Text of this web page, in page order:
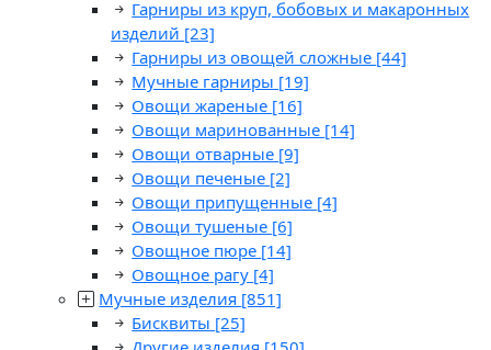
Гарниры из круп, бобовых и макаронных
изделий [23]
Гарниры из овощей сложные [44]
Мучные гарниры [19]
Овощи жареные [16]
Овощи маринованные [14]
Овощи отварные [9]
Овощи печеные [2]
Овощи припущенные [4]
Овощи тушеные [6]
Овощное пюре [14]
Овощное рагу [4]
Мучные изделия [851]
Бисквиты [25]